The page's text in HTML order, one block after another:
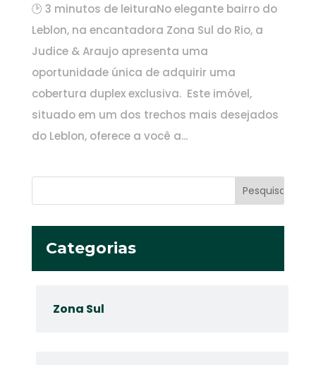
🕑 3 minutos de leituraNo elegante bairro do
Leblon, na encantadora Zona Sul do Rio, a
Judice & Araujo apresenta uma
oportunidade única de adquirir uma
cobertura duplex exclusiva. Este imóvel,
situado em um dos trechos mais desejados
do Leblon, oferece a você a...
Categorias
Zona Sul